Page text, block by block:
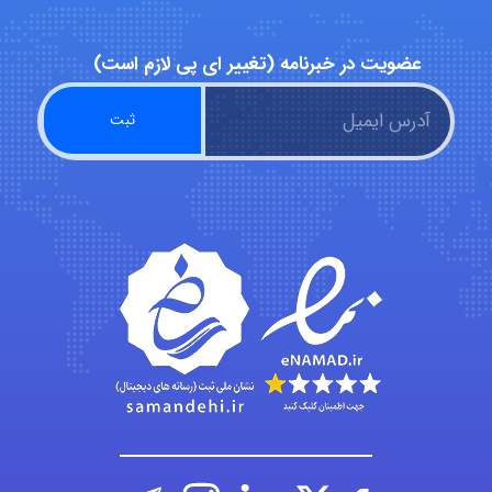
abolfazlkoshehe
abolfazlkoshehe
A.balandeh
fatima
عضویت در خبرنامه (تغییر ای پی لازم است)